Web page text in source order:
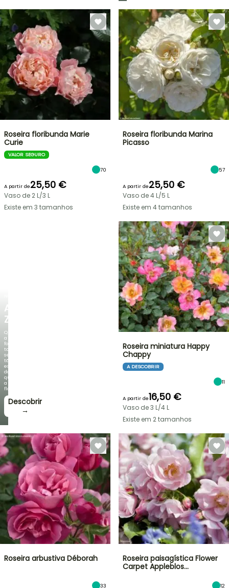
AGAPANTHUS
ZAMBEZI
Quando
a
folhagem
torna-
se
tão
espetacular
do
que
a
floração!
Descobrir
→
Roseira floribunda Marie
Curie
VALOR SEGURO
70
A partir de25,50 €
Vaso de 2 L/3 L
Existe em 3 tamanhos
Roseira floribunda Marina
Picasso
57
A partir de25,50 €
Vaso de 4 L/5 L
Existe em 4 tamanhos
Roseira miniatura Happy
Chappy
A DESCOBRIR
11
A partir de16,50 €
Vaso de 3 L/4 L
Existe em 2 tamanhos
Roseira arbustiva Déborah
33
Roseira paisagística Flower
Carpet Appleblos…
12